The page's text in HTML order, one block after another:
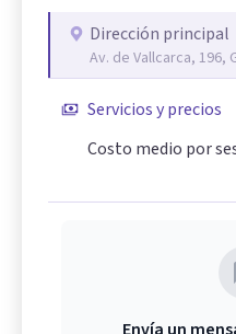
Dirección principal
Av. de Vallcarca, 196,
Servicios y precios
Costo medio por